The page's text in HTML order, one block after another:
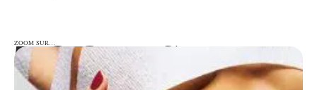
ZOOM SUR…
ZOOM SUR…